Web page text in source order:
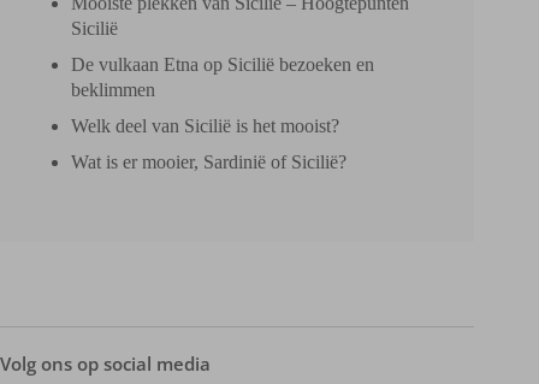
Sicilië
De vulkaan Etna op Sicilië bezoeken en
beklimmen
Welk deel van Sicilië is het mooist?
Wat is er mooier, Sardinië of Sicilië?
Volg ons op social media